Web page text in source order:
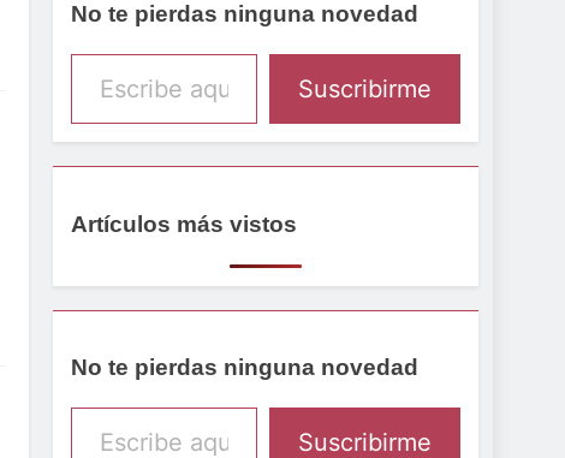
No te pierdas ninguna novedad
Escribe aquí tu email
Suscribirme
Artículos más vistos
No te pierdas ninguna novedad
Escribe aquí tu email
Suscribirme